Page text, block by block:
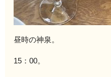
昼時の神泉。
15：00。